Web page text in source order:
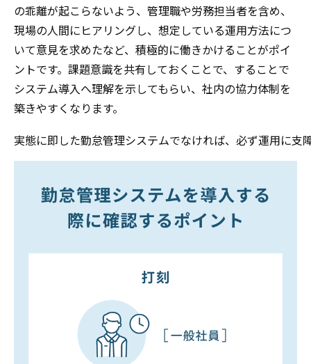
の乖離が起こらないよう、管理職や労務担当者を含め、
現場の人間にヒアリングし、想定している運用方法につ
いて意見を求めたなど、積極的に働きかけることがポイ
ントです。課題意識を共有しておくことで、することで
システム導入へ理解を示してもらい、社内の協力体制を
築きやすくなります。
実態に即した勤怠管理システムでなければ、必ず運用に支